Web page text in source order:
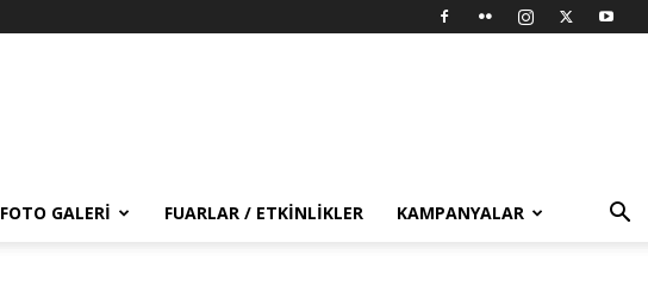
FOTO GALERI FUARLAR / ETKINLIKLER KAMPANYALAR